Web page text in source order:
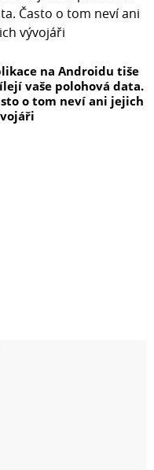
na Androidu tiše
vaše polohová data.
o tom neví ani jejich